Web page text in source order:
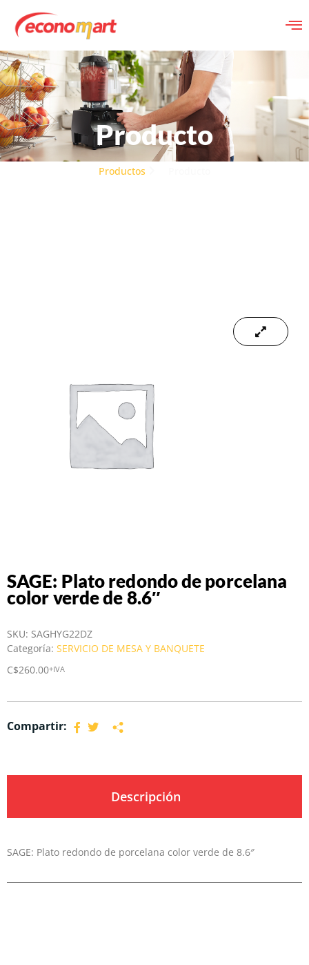
Producto
Productos
SAGE: Plato redondo de porcelana
color verde de 8.6″
SKU: SAGHYG22DZ
Categoría: SERVICIO DE MESA Y BANQUETE
C$260.00+IVA
Compartir:
Descripción
SAGE: Plato redondo de porcelana color verde de 8.6″